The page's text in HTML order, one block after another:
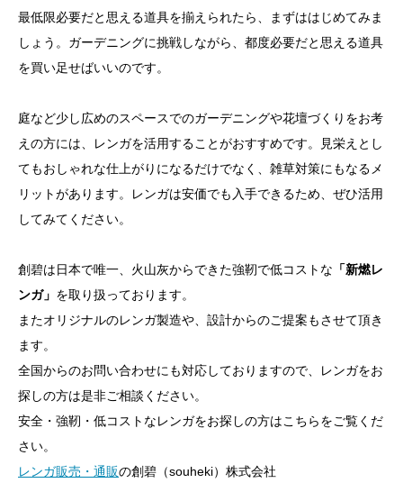
最低限必要だと思える道具を揃えられたら、まずははじめてみま
しょう。ガーデニングに挑戦しながら、都度必要だと思える道具
を買い足せばいいのです。
庭など少し広めのスペースでのガーデニングや花壇づくりをお考
えの方には、レンガを活用することがおすすめです。見栄えとし
てもおしゃれな仕上がりになるだけでなく、雑草対策にもなるメ
リットがあります。レンガは安価でも入手できるため、ぜひ活用
してみてください。
創碧は日本で唯一、火山灰からできた強靭で低コストな 「新燃レ
ンガ」 を取り扱っております。
またオリジナルのレンガ製造や、設計からのご提案もさせて頂き
ます。
全国からのお問い合わせにも対応しておりますので、レンガをお
探しの方は是非ご相談ください。
安全・強靭・低コストなレンガをお探しの方はこちらをご覧くだ
さい。
レンガ販売・通販の創碧（souheki）株式会社